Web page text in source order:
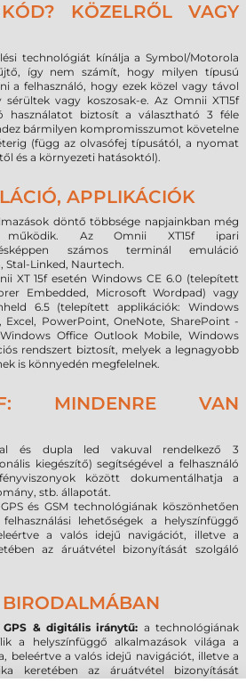
KÖZELRŐL VAGY
technológiát kínálja a Symbol/Motorola
így nem számít, hogy milyen típusú
a felhasználó, hogy ezek közel vagy távol
vagy koszosak-e. Az Omnii XT15f
használatot biztosít a választható 3 féle
bármilyen kompromisszumot követelne
(függ az olvasófej típusától, a nyomat
és a környezeti hatásoktól).
APPLIKÁCIÓK
döntő többsége napjainkban még
működik. Az Omnii XT15f ipari
számos terminál emuláció
Stal-Linked, Naurtech.
XT 15f esetén Windows CE 6.0 (telepített
Embedded, Microsoft Wordpad) vagy
6.5 (telepített applikációk: Windows
Excel, PowerPoint, OneNote, SharePoint -
Office Outlook Mobile, Windows
rendszert biztosít, melyek a legnagyobb
is könnyedén megfelelnek.
MINDENRE VAN
és dupla led vakuval rendelkező 3
kiegészítő) segítségével a felhasználó
között dokumentálhatja a
stb. állapotát.
és GSM technológiának köszönhetően
lehetőségek a helyszínfüggő
a valós idejű navigációt, illetve a
az áruátvétel bizonyítását szolgáló
GPS & digitális iránytű: a technológiának
a helyszínfüggő alkalmazások világa a
beleértve a valós idejű navigációt, illetve a
keretében az áruátvétel bizonyítását